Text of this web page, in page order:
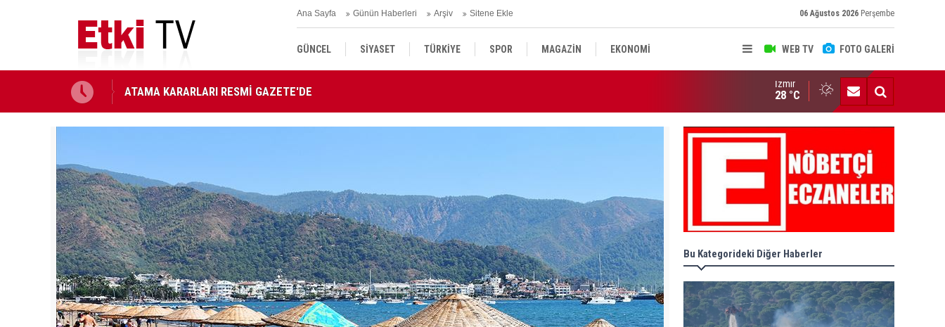
Ana Sayfa Günün Haberleri Arşiv Sitene Ekle 06 Ağustos 2026 Perşembe
WEB TV FOTO GALERİ
GÜNCEL SİYASET TÜRKİYE SPOR MAGAZİN EKONOMİ
'TERÖRSÜZ TÜRKİYE' DÜZENLEMESİ İMZAYA AÇILDI!
İzmir
28 °C
Bu Kategorideki Diğer Haberler